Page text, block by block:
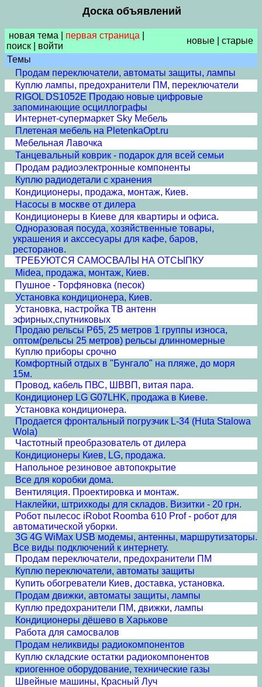
Доска объявлений
новая тема первая страница
поиск
войти
новые
старые
Темы
Продам переключатели, автоматы защиты, лампы
Куплю лампы, предохранители ПМ, переключатели
RIGOL DS1052E Продаю новые цифровые
запоминающие осциллографы
Интернет-супермаркет Sky Мебель
Плетеная мебель на PletenkaOpt.ru
Мебельная Лавочка
Танцевальный коврик - подарок для всей семьи
Продам радиоэлектронные компоненты
Куплю радиодетали с хранения
Кондиционеры, продажа, монтаж, Киев.
Насосы в москве от дилера
Кондиционеры в Киеве для квартиры и офиса.
Одноразовая посуда, хозяйственные товары,
украшения и акссесуары для кафе, баров,
ресторанов.
ТРЕБУЮТСЯ САМОСВАЛЫ НА ОТСЫПКУ
Midea, продажа, монтаж, Киев.
Пушное - Торфяновка (песок)
Установка кондиционера, Киев.
Установка, настройка ТВ антенн
эфирных,спутниковых
Продаю рельсы Р65, 25 метров 1 группы износа,
оптом(рельсы 25 метров) рельсы длинномерные
Куплю приборы срочно
Комфортный отдых в "Бунгало" на пляже, до моря
15м.
Провод, кабель ПВС, ШВВП, витая пара.
Кондиционер LG G07LHK, продажа в Киеве.
Установка кондиционера.
Продается фронтальный погрузчик L-34 (Huta Stalowa
Wola)
Частотный преобразователь от дилера
Кондиционеры Киев, LG, продажа.
Напольное резиновое автопокрытие
Все для коробки дома.
Вентиляция. Проектировка и монтаж.
Наклейки, штрихкоды для складов. Визитки - 20 грн.
Робот пылесос iRobot Roomba 610 Prof - робот для
автоматической уборки.
3G 4G WiMax USB модемы, антенны, маршрутизаторы.
Все виды подключений к интернету.
Продам переключатели, предохранители ПМ
Куплю переключатели, автоматы защиты
Купить обогреватели Киев, доставка, установка.
Продам движки, автоматы защиты, лампы
Куплю предохранители ПМ, движки, лампы
Кондиционеры дёшево в Харькове
Работа для самосвалов
Продам неликвиды радиокомпонентов
Куплю складские остатки радиокомпонентов
криогенное оборудование, технические газы
Швейные машины, Красный Луч